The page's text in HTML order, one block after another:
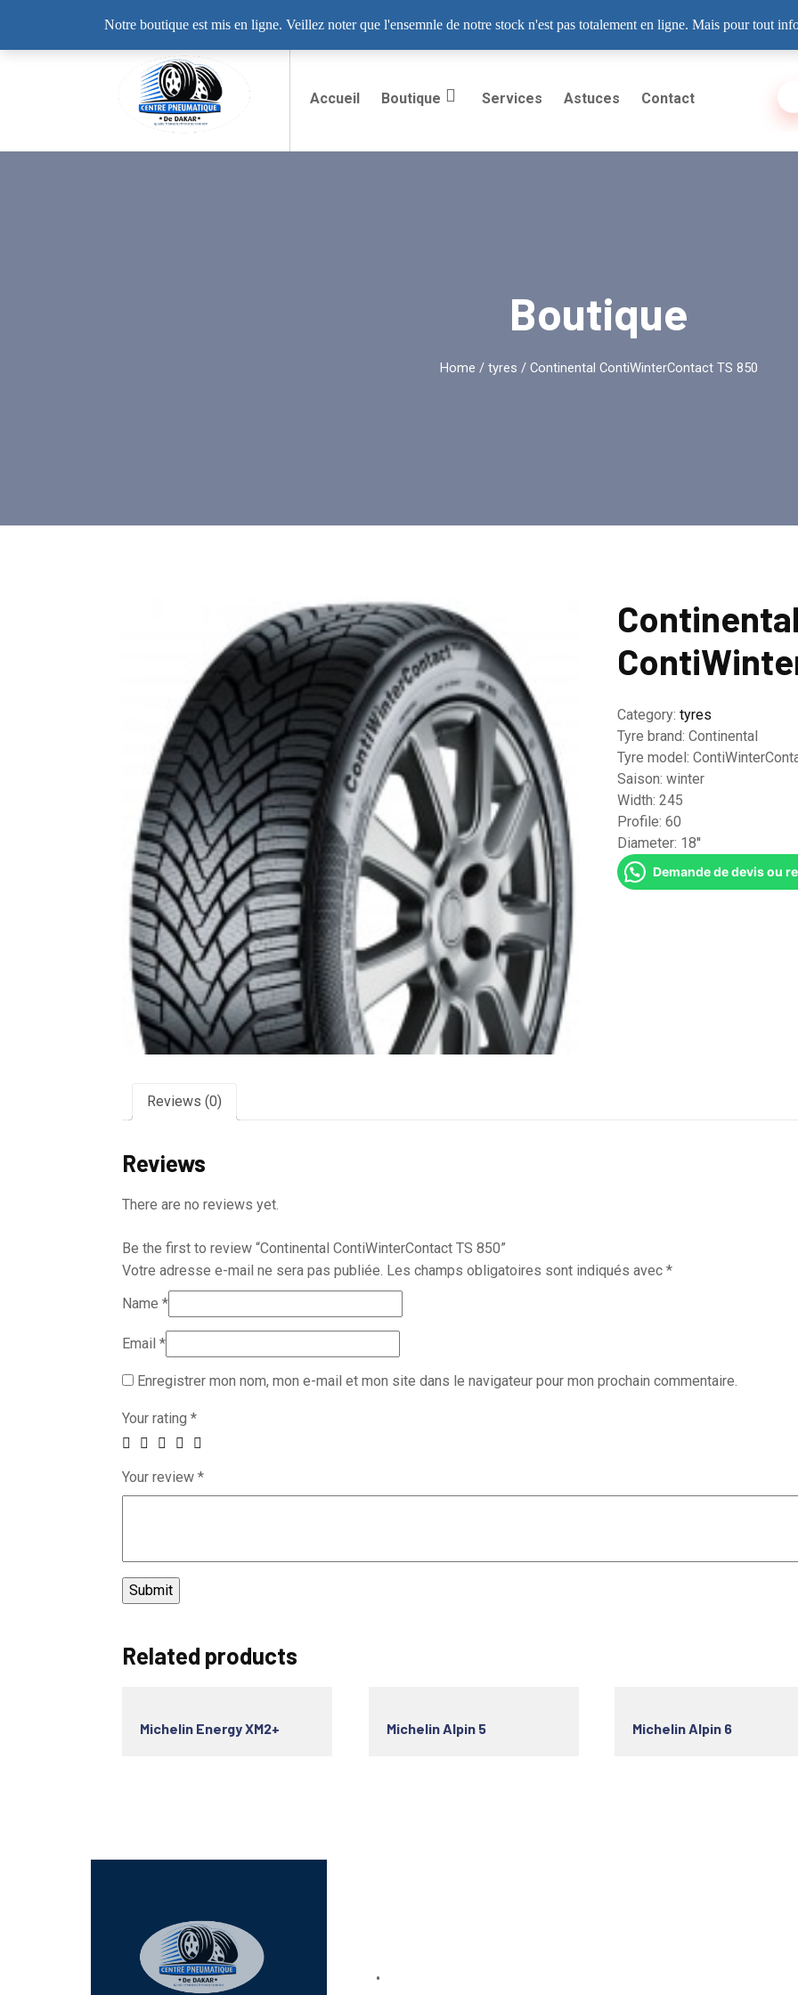
Lundi - Samedi: 8:00 - 19:00 12 Rue LIB 06, Dakar
Accueil Boutique Services Astuces Contact
Boutique
Home / tyres / Continental ContiWinterContact TS 850
Continental
Category:tyres
Tyre brand:Continental
Tyre model:
Saison:winter
Width:245
Profile:60
Diameter: 18''
Demande de devis ou
Reviews (0)
Reviews
There are no reviews yet.
Be the first to review “Continental ContiWinterContact TS 850”
Votre adresse e-mail ne sera pas publiée. Les champs obligatoires sont indiqués avec *
Name *
Email *
Enregistrer mon nom, mon e-mail et mon site dans le navigateur pour mon prochain commentaire.
Your rating *
Your review *
Related products
Michelin Energy XM2+ Michelin Alpin 5 Michelin Alpin 6
Notre boutique est mis en ligne. Veillez noter que l'ensemnle de notre stock n'est pas totalement en ligne. Mais pour tout